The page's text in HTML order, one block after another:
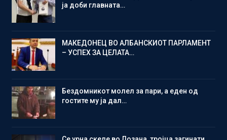
ја доби главната…
МАКЕДОНЕЦ ВО АЛБАНСКИОТ ПАРЛАМЕНТ
– УСПЕХ ЗА ЦЕЛАТА…
Бездомникот молел за пари, а еден од
гостите му ја дал…